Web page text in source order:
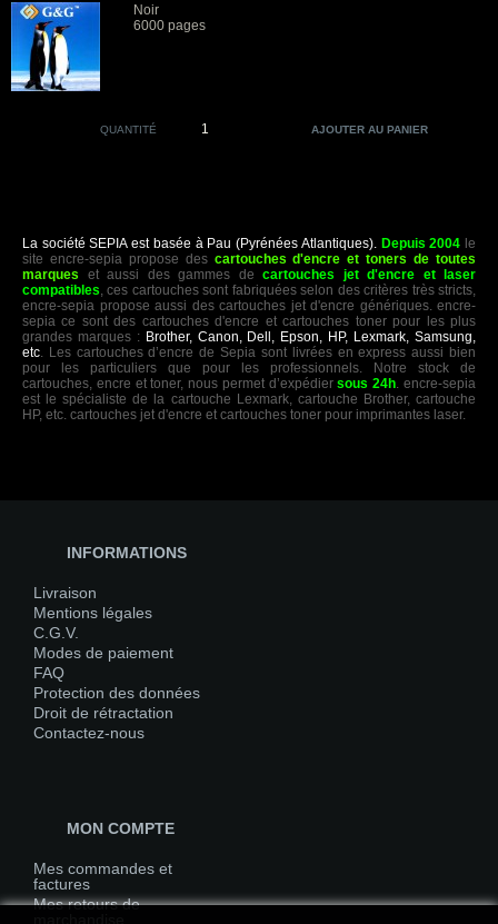
Noir
6000 pages
QUANTITÉ
La société SEPIA est basée à Pau (Pyrénées Atlantiques). Depuis 2004 le
site encre-sepia propose des cartouches d'encre et toners de toutes
marques et aussi des gammes de cartouches jet d'encre et laser
compatibles, ces cartouches sont fabriquées selon des critères très stricts,
encre-sepia propose aussi des cartouches jet d'encre génériques. encre-
sepia ce sont des cartouches d'encre et cartouches toner pour les plus
grandes marques : Brother, Canon, Dell, Epson, HP, Lexmark, Samsung,
etc. Les cartouches d’encre de Sepia sont livrées en express aussi bien
pour les particuliers que pour les professionnels. Notre stock de
cartouches, encre et toner, nous permet d’expédiersous 24h. encre-sepia
est le spécialiste de la cartouche Lexmark, cartouche Brother, cartouche
HP, etc. cartouches jet d'encre et cartouches toner pour imprimantes laser.
INFORMATIONS
Livraison
Mentions légales
C.G.V.
Modes de paiement
FAQ
Protection des données
Droit de rétractation
Contactez-nous
MON COMPTE
Mes commandes et
factures
Mes retours de